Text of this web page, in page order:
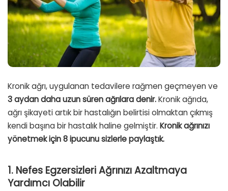
Kronik ağrı, uygulanan tedavilere rağmen geçmeyen ve
3 aydan daha uzun süren ağrılara denir.Kronik ağrıda,
ağrı şikayeti artık bir hastalığın belirtisi olmaktan çıkmış
kendi başına bir hastalık haline gelmiştir. Kronik ağrınızı
yönetmek için 8 ipucunu sizlerle paylaştık.
1. Nefes Egzersizleri Ağrınızı Azaltmaya
Yardımcı Olabilir